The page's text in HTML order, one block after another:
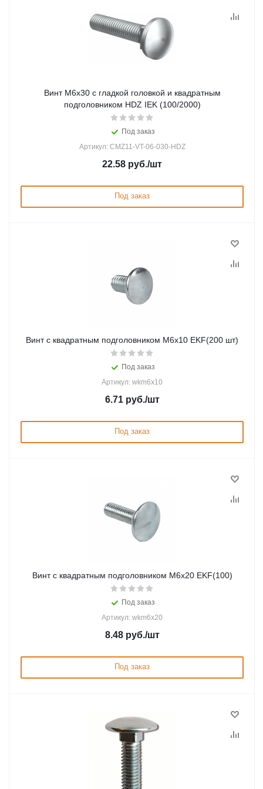
Винт М6х30 с гладкой головкой и квадратным
подголовником HDZ IEK (100/2000)
Под заказ
Артикул: CMZ11-VT-06-030-HDZ
22.58 руб./шт
Под заказ
Винт с квадратным подголовником М6х10 EKF(200 шт)
Под заказ
Артикул: wkm6x10
6.71руб./шт
Под заказ
Винт с квадратным подголовником М6х20 EKF(100)
Под заказ
Артикул: wkm6x20
8.48руб./шт
Под заказ